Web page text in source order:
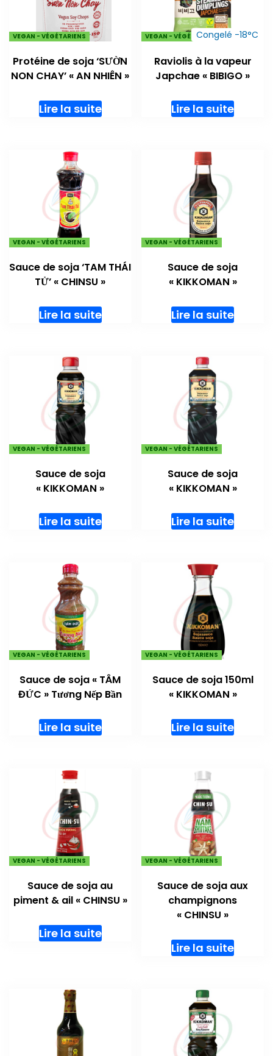
VEGAN - VÉGÉTARIENS
Protéine de soja ‘SƯỜN
NON CHAY’ « AN NHIÊN »
Lire la suite
VEGAN - VÉGÉTARIENSCongelé -18°C
Raviolis à la vapeur
Japchae « BIBIGO »
Lire la suite
VEGAN - VÉGÉTARIENS
Sauce de soja ‘TAM THÁI
TỬ’ « CHINSU »
Lire la suite
VEGAN - VÉGÉTARIENS
Sauce de soja
« KIKKOMAN »
Lire la suite
VEGAN - VÉGÉTARIENS
Sauce de soja
« KIKKOMAN »
Lire la suite
VEGAN - VÉGÉTARIENS
Sauce de soja
« KIKKOMAN »
Lire la suite
VEGAN - VÉGÉTARIENS
Sauce de soja « TÂM
ĐỨC » Tương Nếp Bần
Lire la suite
VEGAN - VÉGÉTARIENS
Sauce de soja 150ml
« KIKKOMAN »
Lire la suite
VEGAN - VÉGÉTARIENS
Sauce de soja au
piment & ail « CHINSU »
Lire la suite
VEGAN - VÉGÉTARIENS
Sauce de soja aux
champignons
« CHINSU »
Lire la suite